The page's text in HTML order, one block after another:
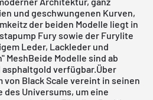
und geschwungenen Kurven,
der beiden Modelle liegt in
Fury sowie der Furylite
Leder, Lackleder und
MeshBeide Modelle sind ab
asphaltgold verfügbar.Über
von Black Scale vereint in seinen
Universums, um eine